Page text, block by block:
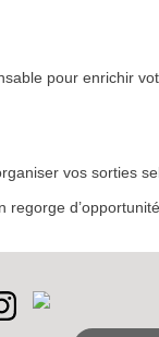
pour enrichir
vos sorties